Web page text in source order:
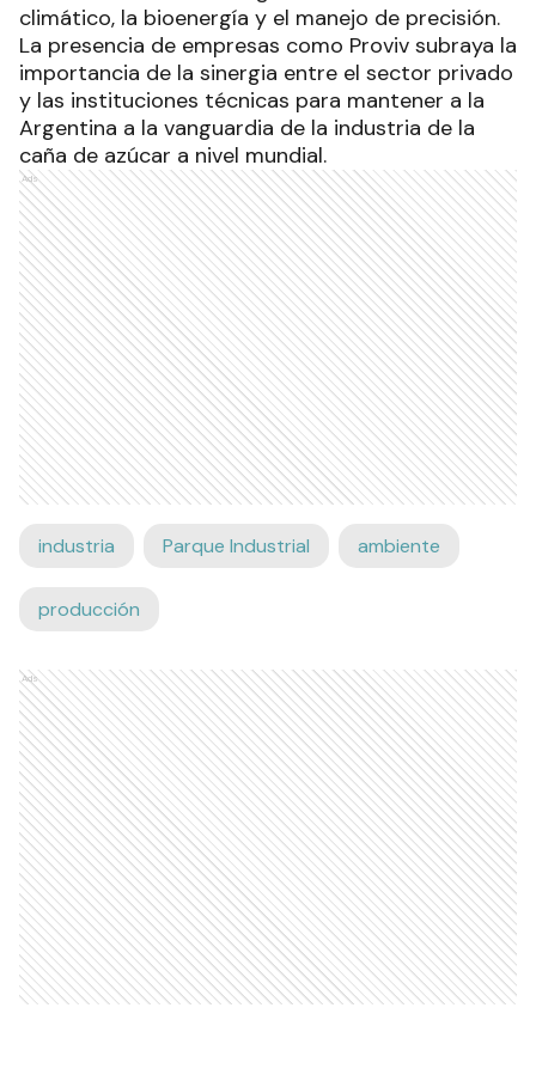
climático, la bioenergía y el manejo de precisión.
La presencia de empresas como Proviv subraya la
importancia de la sinergia entre el sector privado
y las instituciones técnicas para mantener a la
Argentina a la vanguardia de la industria de la
caña de azúcar a nivel mundial.
Ads
industria Parque Industrial ambiente
producción
Ads